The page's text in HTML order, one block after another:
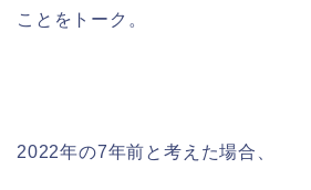
ことをトーク。
2022年の7年前と考えた場合、